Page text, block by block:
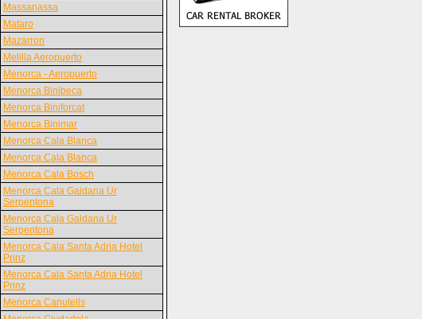
Massanassa
Mataro
Mazarron
Melilla Aeropuerto
Menorca - Aeropuerto
Menorca Binibeca
Menorca Biniforcat
Menorca Binimar
Menorca Cala Blanca
Menorca Cala Blanca
Menorca Cala Bosch
Menorca Cala Galdana Ur
Serpentona
Menorca Cala Galdana Ur
Serpentona
Menorca Cala Santa Adria Hotel
Prinz
Menorca Cala Santa Adria Hotel
Prinz
Menorca Canutells